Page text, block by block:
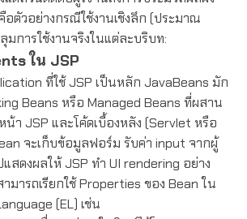
อตัวอย่างกรณีใช้งานเชิงลึก (ประมาณ
มการใช้งานจริงในแต่ละบริบท:
ใน JSP
ที่ใช้ JSP เป็นหลัก JavaBeans มัก
Beans หรือ Managed Beans ที่ผสาน
น้า JSP และโค้ดเบื้องหลัง (Servlet หรือ
จะเก็บข้อมูลฟอร์ม รับค่า input จากผู้
สดงผลให้ JSP ทำ UI rendering อย่าง
ารถเรียกใช้ Properties ของ Bean ใน
(EL) เช่น